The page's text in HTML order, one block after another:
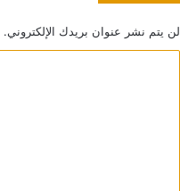
لن يتم نشر عنوان بريدك الإلكتروني.